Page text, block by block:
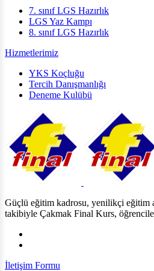
7. sınıf LGS Hazırlık
LGS Yaz Kampı
8. sınıf LGS Hazırlık
Hizmetlerimiz
YKS Koçluğu
Tercih Danışmanlığı
Deneme Kulübü
Güçlü eğitim kadrosu, yenilikçi eğitim
takibiyle Çakmak Final Kurs,
İletişim Formu